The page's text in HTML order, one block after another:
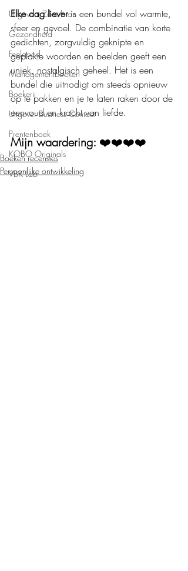
Uitgeverij Zilverbron
Gezondheid
Feelgood
Managementboeken
Boekerij
Uitgever Business Contact
Prentenboek
KOBO Originals
VBK Lab
Elke dag liever is een bundel vol warmte,
sfeer en gevoel. De combinatie van korte
gedichten, zorgvuldig geknipte en
geplakte woorden en beelden geeft een
uniek, nostalgisch geheel. Het is een
bundel die uitnodigt om steeds opnieuw
op te pakken en je te laten raken door de
eenvoud en kracht van liefde.
Mijn waardering: ❤️❤️❤️❤️
Boeken recensies
Persoonlijke ontwikkeling